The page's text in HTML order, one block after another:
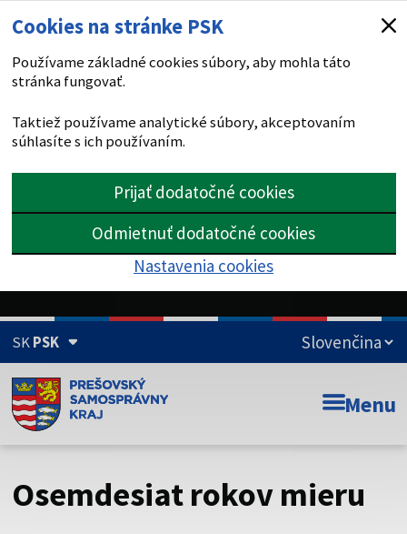
Cookies na stránke PSK
Používame základné cookies súbory, aby mohla táto
stránka fungovať.
Taktiež používame analytické súbory, akceptovaním
súhlasíte s ich používaním.
Prijať dodatočné cookies
Odmietnuť dodatočné cookies
Nastavenia cookies
SKPSK
Doména psk.sk je oficiálna
Toto je oficiálna webová stránka Prešovského
Menu
Osemdesiat rokov mieru